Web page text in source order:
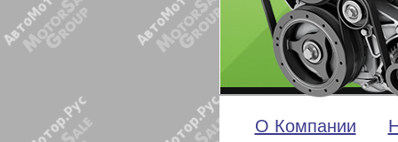
О Компании